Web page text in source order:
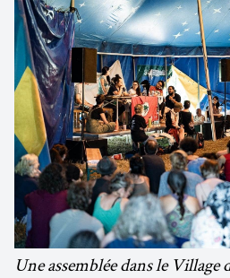
Une assemblée dans le Village